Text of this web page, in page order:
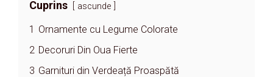
Cuprins ascunde
1 Ornamente cu Legume Colorate
2 Decoruri Din Oua Fierte
3 Garnituri din Verdeață Proaspătă